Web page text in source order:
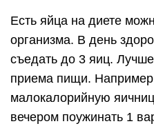
Есть яйца на диете
организма. В день
съедать до 3 яиц.
приема пищи. Например,
малокалорийную
вечером поужинать 1